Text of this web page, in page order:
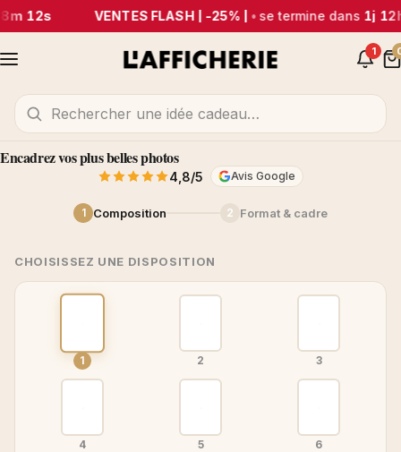
11s VENTES FLASH | -25% | •se termine dans 1j
1
Encadrez vos plus belles photos
4,8/5 Avis Google
1 Composition 2 Format & cadre
glissez-
CHOISISSEZ UNE DISPOSITION
1 2 3
4 5 6